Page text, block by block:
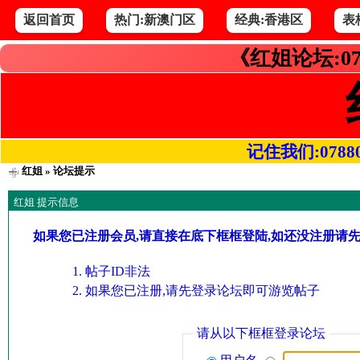
返回首页 热门:新澳门区 经典:香港区 表
《红姐论坛
记住我们
红姐» 论坛提示
红姐 提示信息
如果您已注册会员,请直接在底下框框登陆,如还没注册请
帖子ID非法
如果您已注册,请先登录论坛即可游览帖子
请从以下框框登录论坛